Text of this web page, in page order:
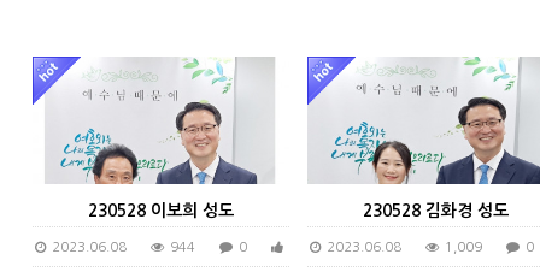
230528 이보희 성도
2023.06.08 944 0
230528 김화경 성도
2023.06.08 1,009 0